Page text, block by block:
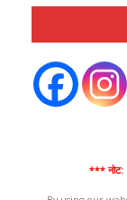
*** नोट: